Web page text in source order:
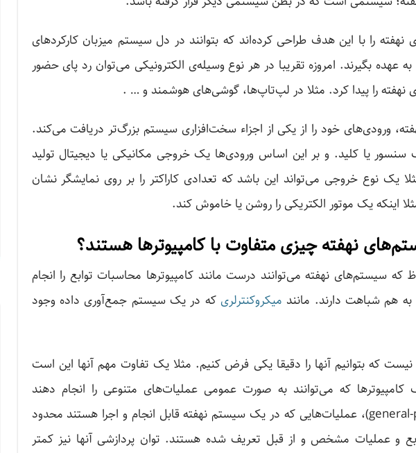
را با این هدف طراحی کرده‌اند که بتوانند در دل سیستم میزبان کارکردهای
به عهده بگیرند. امروزه تقریبا در هر نوع وسیله‌ی الکترونیکی می‌توان رد پای حضور
را پیدا کرد. مثلا در لپ‌تاپ‌ها، گوشی‌های هوشمند و … .
ورودی‌های خود را از یکی از اجزاء سخت‌افزاری سیستم بزرگ‌تر دریافت می‌کند.
سنسور یا کلید. و بر این اساس ورودی‌ها یک خروجی مکانیکی یا دیجیتال تولید
یک نوع خروجی می‌تواند این باشد که تعدادی کاراکتر را بر روی نمایشگر نشان
اینکه یک موتور الکتریکی را روشن یا خاموش کند.
نهفته چیزی متفاوت با کامپیوترها هستند؟
که سیستم‌های نهفته می‌توانند درست مانند کامپیوترها محاسبات توابع را انجام
به هم شباهت دارند. مانند میکروکنترلری که در یک سیستم جمع‌‌آوری داده وجود
نیست که بتوانیم آنها را دقیقا یکی فرض کنیم. مثلا یک تفاوت مهم آنها این است
کامپیوترها که می‌توانند به صورت عمومی ‌عملیات‌های متنوعی را انجام دهند
(general-purpose)، عملیات‌هایی که در یک سیستم‌ نهفته قابل انجام و اجرا هستند محدود
و عملیات مشخص و از قبل تعریف شده هستند. توان پردازشی آنها نیز کمتر